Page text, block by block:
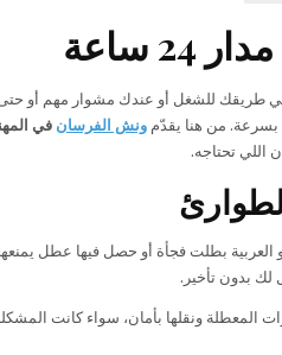
ساعة
طريقك للشغل أو عندك مشوار مهم أو
بسرعة. من هنا يقدّمونش الفرسان في
بطلت فجأة أو حصل فيها عطل
بدون تأخير.
المعطلة ونقلها بأمان، سواء كانت